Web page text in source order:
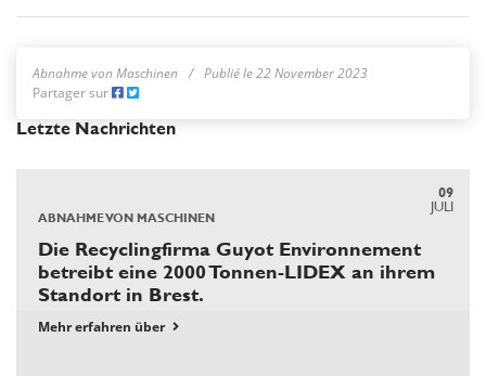
Abnahme von Maschinen
Publié le 22 November 2023
Partager sur
Letzte Nachrichten
09
JULI
ABNAHME VON MASCHINEN
Die Recyclingfirma Guyot Environnement
betreibt eine 2000 Tonnen-LIDEX an ihrem
Standort in Brest.
Mehr erfahren über